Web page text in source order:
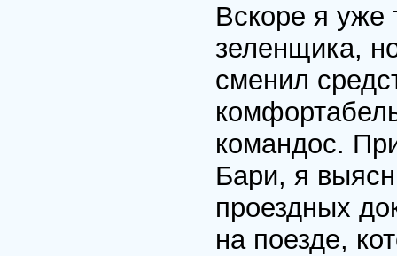
Вскоре я уже
зеленщика,
сменил
командос.
Бари, я
проездных
на поезде,